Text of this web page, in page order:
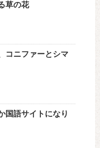
草の花
コニファーとシマ
国語サイトになり